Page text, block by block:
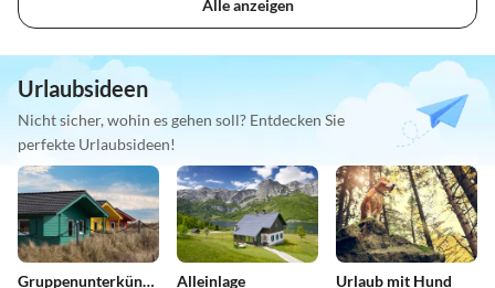
Alle anzeigen
Urlaubsideen
Nicht sicher, wohin es gehen soll? Entdecken Sie
perfekte Urlaubsideen!
Gruppenunterkünfte Alleinlage Urlaub mit Hund